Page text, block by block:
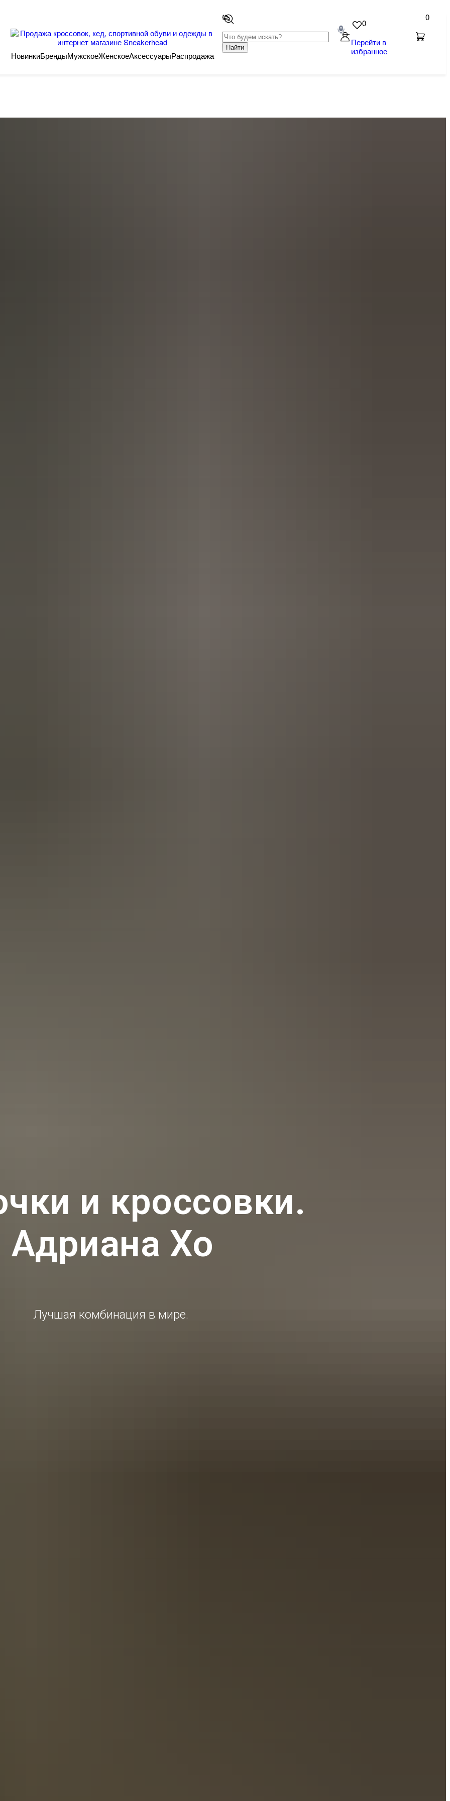
Найти
0
Перейти в
избранное
0
НовинкиБрендыМужскоеЖенскоеАксессуарыРаспродажа
и кроссовки.
Адриана Хо
Лучшая комбинация в мире.